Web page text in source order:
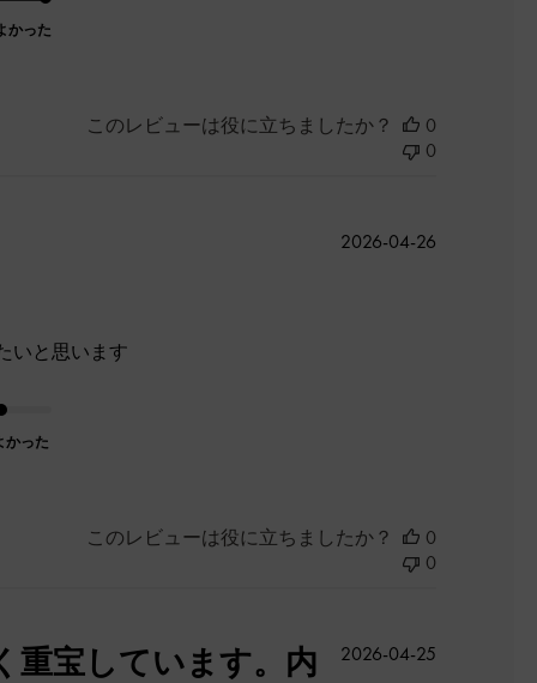
かった
このレビューは役に立ちましたか？
0
0
いと思います
かった
公
2026-04-26
このレビューは役に立ちましたか？
0
0
重宝しています。内
公
2026-04-25